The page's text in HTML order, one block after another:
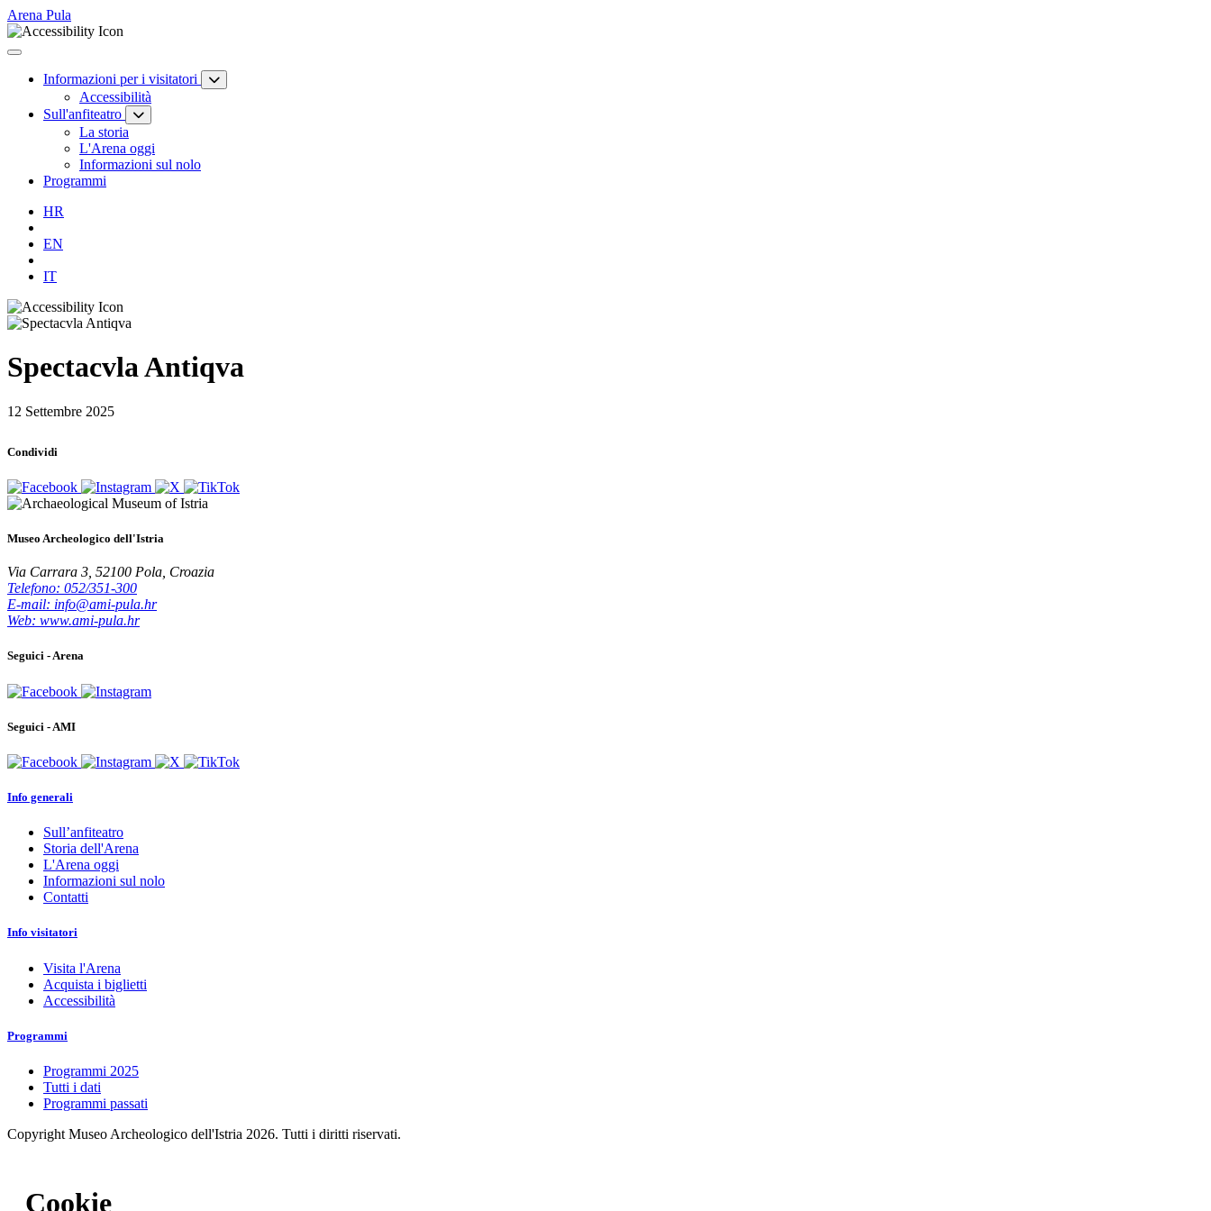
Arena Pula
Informazioni per i visitatori
Accessibilità
Sull'anfiteatro
La storia
L'Arena oggi
Informazioni sul nolo
Programmi
HR
EN
IT
Spectacvla Antiqva
12 Settembre 2025
Condividi
Museo Archeologico dell'Istria
Via Carrara 3, 52100 Pola, Croazia
Telefono: 052/351-300
E-mail: info@ami-pula.hr
Web: www.ami-pula.hr
Seguici - Arena
Seguici - AMI
Info generali
Sull’anfiteatro
Storia dell'Arena
L'Arena oggi
Informazioni sul nolo
Contatti
Info visitatori
Visita l'Arena
Acquista i biglietti
Accessibilità
Programmi
Programmi 2025
Tutti i dati
Programmi passati
Copyright Museo Archeologico dell'Istria 2026. Tutti i diritti riservati.